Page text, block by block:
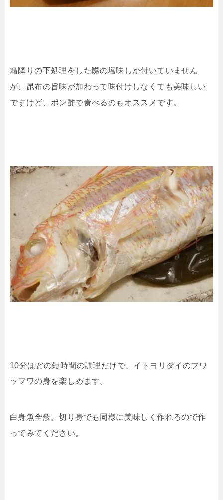
霜降りの下処理をした際の塩味しか付いていません
が、昆布の旨味が加わって味付けしなくても美味しい
ですけど、ポン酢で食べるのもオススメです。
10分ほどの短時間の調理だけで、イトヨリダイのフワ
ッフワの身を楽しめます。
白身魚全般、切り身でも同様に美味しく作れるので作
ってみてください。